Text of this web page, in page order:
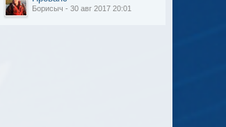
Борисыч - 30 авг 2017 20:01